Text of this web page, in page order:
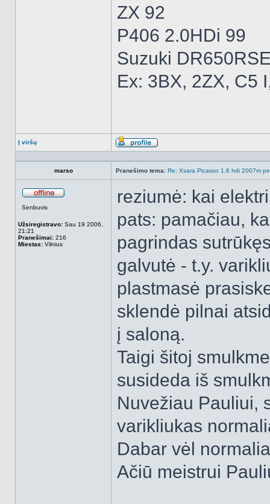
ZX 92
P406 2.0HDi 99
Suzuki
Ex: 3BX, 2ZX, C5
Į viršų
Aprašymas
marso Pranešimo tema: Re: Xsara Picasso 1,6 hdi 2007m
Senbuvis
Užsiregistravo: Sau 19 2006,
21:21
Pranešimai: 216
Miestas: Vilnius
reziumė: kai
pats: pamačiau,
pagrindas
galvutė - t.y.
plastmasė
sklendė pilnai
į saloną.
Taigi šitoj
susideda iš
Nuvežiau Pauliui,
varikliukas
Dabar vėl
Ačiū meistrui